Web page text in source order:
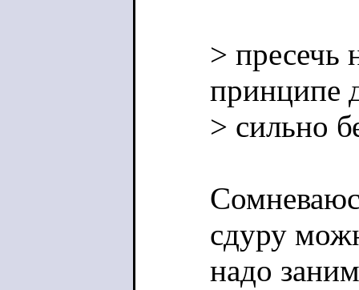
> пресечь
принципе
> сильно
сдуру
надо